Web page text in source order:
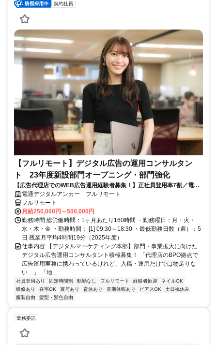
契約社員
【フルリモート】デジタル広告の運用コンサルタン
ト 23年度新設部門オープニング・部門強化
【広告代理店でのWEB広告運用経験者募集！】正社員登用率7割／電通
G／全国×完全在宅／年休126日・土日祝休み／残業月平均4時間19分
電通デジタルアンカー フルリモート
フルリモート
月給250,000円～500,000円
勤務時間 総労働時間：1ヶ月あたり160時間 ・勤務曜日：月・火・
水・木・金 ・勤務時間： [1] 09:30～18:30 ・最低勤務日数（週）：5
日 残業月平均4時間19分（2025年度）
仕事内容 【デジタルマーケティング本部】部門・事業拡大に向けた
デジタル広告運用コンサルタント積極募集！ 「代理店のBPO拠点で
広告運用実務に携わっているけれど、入稿・運用だけでは物足りな
い…」 「地...
社員登用あり 固定時間制 転勤なし フルリモート 経験者歓迎
ネイルOK
研修あり
在宅OK 賞与あり 育休あり 長期休暇あり ピアスOK
土日祝休み
服装自由
髪型・髪色自由
業務委託